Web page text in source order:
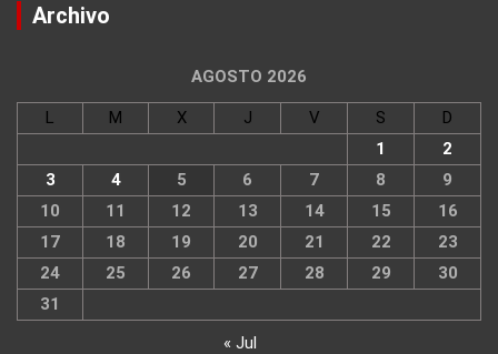
Archivo
AGOSTO 2026
L M X J V S
D
1
2
3
4 5 6 7 8
9
10
11 12 13 14 15
16
17
18 19 20 21 22
23
24
25 26 27 28 29
30
31
« Jul